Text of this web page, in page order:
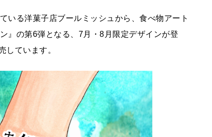
いる洋菓子店ブールミッシュから、食べ物アート
』の第6弾となる、7月・8月限定デザインが登
しています。